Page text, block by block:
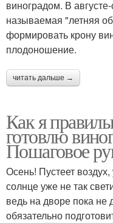
виноградом. В
называемая "летняя
формировать крону
плодоношение.
читать дальше →
Как я
готовлю
Пошаговое
Осень! Пустеет
солнце уже не так
ведь на дворе пока
обязательно